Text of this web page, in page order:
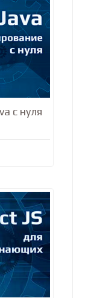
с нуля